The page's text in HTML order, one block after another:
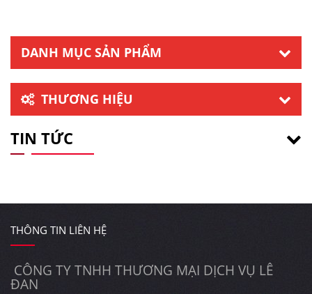
DANH MỤC SẢN PHẨM
THƯƠNG HIỆU
TIN TỨC
THÔNG TIN LIÊN HỆ
CÔNG TY TNHH THƯƠNG MẠI DỊCH VỤ LÊ
ĐAN